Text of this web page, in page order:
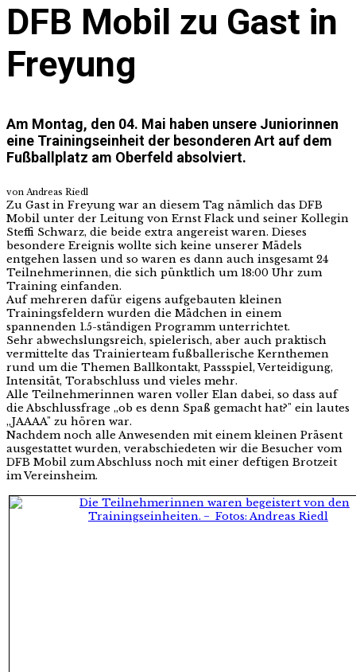
DFB Mobil zu Gast in
Freyung
Am Montag, den 04. Mai haben unsere Juniorinnen
eine Trainingseinheit der besonderen Art auf dem
Fußballplatz am Oberfeld absolviert.
von Andreas Riedl
Zu Gast in Freyung war an diesem Tag nämlich das DFB
Mobil unter der Leitung von Ernst Flack und seiner Kollegin
Steffi Schwarz, die beide extra angereist waren. Dieses
besondere Ereignis wollte sich keine unserer Mädels
entgehen lassen und so waren es dann auch insgesamt 24
Teilnehmerinnen, die sich pünktlich um 18:00 Uhr zum
Training einfanden.
Auf mehreren dafür eigens aufgebauten kleinen
Trainingsfeldern wurden die Mädchen in einem
spannenden 1.5-ständigen Programm unterrichtet.
Sehr abwechslungsreich, spielerisch, aber auch praktisch
vermittelte das Trainierteam fußballerische Kernthemen
rund um die Themen Ballkontakt, Passspiel, Verteidigung,
Intensität, Torabschluss und vieles mehr.
Alle Teilnehmerinnen waren voller Elan dabei, so dass auf
die Abschlussfrage „ob es denn Spaß gemacht hat?" ein lautes
„JAAAA" zu hören war.
Nachdem noch alle Anwesenden mit einem kleinen Präsent
ausgestattet wurden, verabschiedeten wir die Besucher vom
DFB Mobil zum Abschluss noch mit einer deftigen Brotzeit
im Vereinsheim.